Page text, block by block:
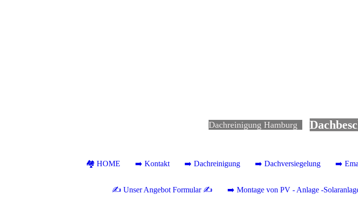
Dachreinigung Hamburg
🏘 HOME ➡️ Kontakt ➡️ Dachreinigung ➡️ Dachversiegelung ➡️
✍ Unser Angebot Formular ✍ ➡️ Montage von PV - Anlage -